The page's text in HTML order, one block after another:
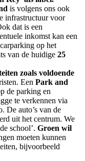
is volgens ons ook
infrastructuur voor
dat is een
inkomst kan een
op het
van de huidige 25
zoals voldoende
Een Park and
de parking en
te verkennen via
De auto’s van de
uit het centrum. We
school’. Groen wil
moeten kunnen
bijvoorbeeld